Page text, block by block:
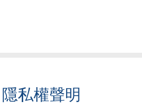
隱私權聲明